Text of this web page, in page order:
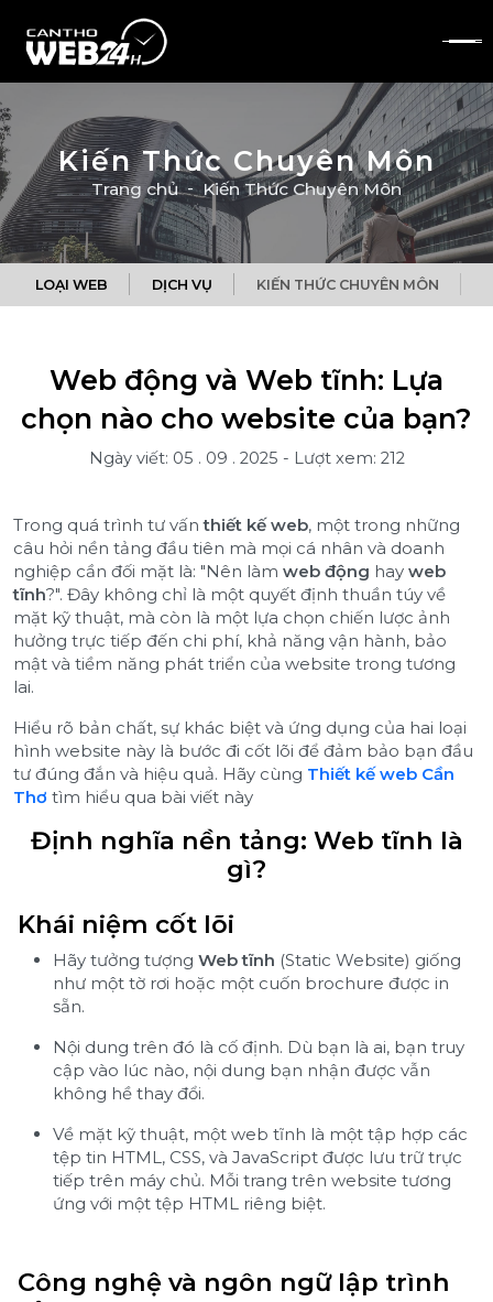
Kiến Thức Chuyên Môn
Trang chủ Kiến Thức Chuyên Môn
LOẠI WEB DỊCH VỤ KIẾN THỨC CHUYÊN MÔN
Web động và Web tĩnh: Lựa
chọn nào cho website của bạn?
Ngày viết: 05 . 09 . 2025 - Lượt xem: 212
Trong quá trình tư vấnthiết kế web, một trong những
câu hỏi nền tảng đầu tiên mà mọi cá nhân và doanh
nghiệp cần đối mặt là: "Nên làm web động hay web
tĩnh?". Đây không chỉ là một quyết định thuần túy về
mặt kỹ thuật, mà còn là một lựa chọn chiến lược ảnh
hưởng trực tiếp đến chi phí, khả năng vận hành, bảo
mật và tiềm năng phát triển của website trong tương
lai.
Hiểu rõ bản chất, sự khác biệt và ứng dụng của hai loại
hình website này là bước đi cốt lõi để đảm bảo bạn đầu
tư đúng đắn và hiệu quả. Hãy cùng Thiết kế web Cần
Thơ tìm hiểu qua bài viết này
Định nghĩa nền tảng: Web tĩnh là
gì?
Khái niệm cốt lõi
Hãy tưởng tượng Web tĩnh (Static Website) giống
như một tờ rơi hoặc một cuốn brochure được in
sẵn.
Nội dung trên đó là cố định. Dù bạn là ai, bạn truy
cập vào lúc nào, nội dung bạn nhận được vẫn
không hề thay đổi.
Về mặt kỹ thuật, một web tĩnh là một tập hợp các
tệp tin HTML, CSS, và JavaScript được lưu trữ trực
tiếp trên máy chủ. Mỗi trang trên website tương
ứng với một tệp HTML riêng biệt.
Công nghệ và ngôn ngữ lập trình